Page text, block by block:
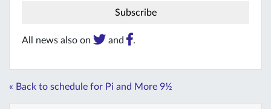
All news also on and .
« Back to schedule for Pi and More 9½